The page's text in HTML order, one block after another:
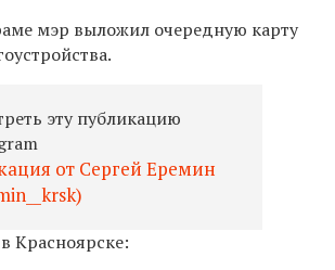
мэр выложил очередную карту
эту публикацию
от Сергей Еремин
Красноярске: